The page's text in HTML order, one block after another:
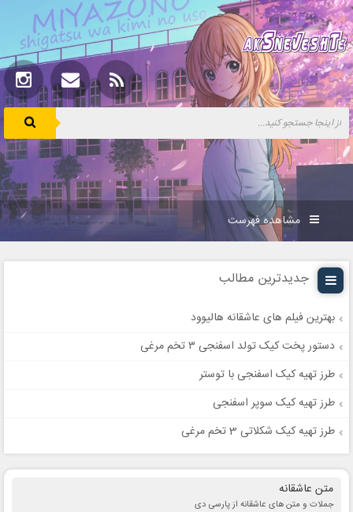
مشاهده فهرست
جدیدترین مطالب
بهترین فیلم های عاشقانه هالیوود
دستور پخت کیک تولد اسفنجی ۳ تخم مرغی
طرز تهیه کیک اسفنجی با توستر
طرز تهیه کیک سوپر اسفنجی
طرز تهیه کیک شکلاتی 3 تخم مرغی
متن عاشقانه
جملات و متن های عاشقانه از پارسی دی